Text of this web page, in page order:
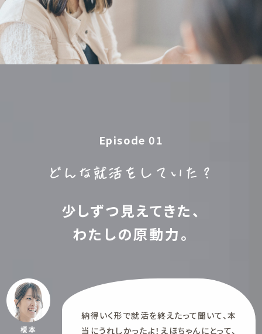
Episode 01
どんな就活をしていた？
少しずつ見えてきた、
わたしの原動力。
榎本
納得いく形で就活を終えたって聞いて、本
当にうれしかったよ！えほちゃんにとって、